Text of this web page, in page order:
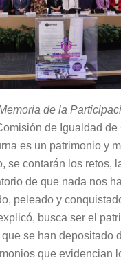
de la
de Igualdad
es un patrimonio y
se contarán los retos,
de que nada nos
peleado y
busca ser el
se han depositado
que evidencian